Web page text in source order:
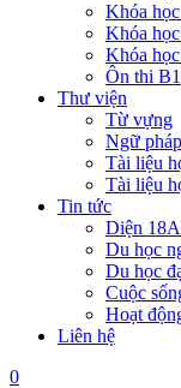
Khóa
Khóa
Khóa
Ôn thi B1
Thư viện
Từ vựng
Ngữ pháp
Tài liệu
Tài liệu
Tin tức
Diện
Du học
Du học
Cuộc
Hoạt
Liên hệ
0